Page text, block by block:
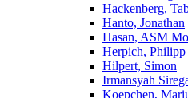
Hackenberg,
Hanto, Jonathan
Hasan, ASM
Herpich, Philipp
Hilpert, Simon
Irmansyah
Koepchen,